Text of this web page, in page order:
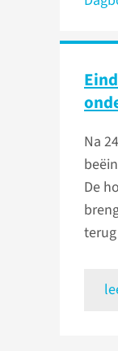
Na
De